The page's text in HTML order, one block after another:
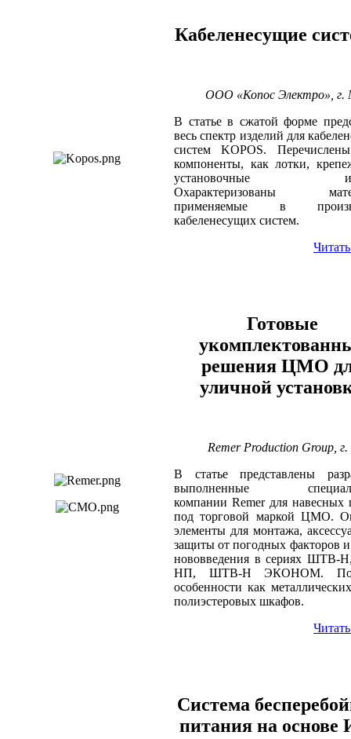
Кабеленесущие
ООО «Копос Электро», г.
В статье в сжатой форме
весь спектр изделий для
систем KOPOS.
компоненты, как лотки,
установочные
Охарактеризованы
применяемые в
кабеленесущих систем.
Готовые
решения ЦМО
уличной
Remer Production Group,
В статье представлены
выполненные
компании Remer для навесных
под торговой маркой ЦМО.
элементы для монтажа,
защиты от погодных факторов
нововведения в сериях
НП, ШТВ-Н ЭКОНОМ.
особенности как
полиэстеровых шкафов.
Система
питания на